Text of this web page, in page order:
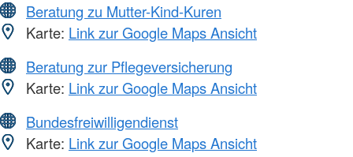
Beratung zu Mutter-Kind-Kuren
Karte: Link zur Google Maps Ansicht
Beratung zur Pflegeversicherung
Karte: Link zur Google Maps Ansicht
Bundesfreiwilligendienst
Karte: Link zur Google Maps Ansicht